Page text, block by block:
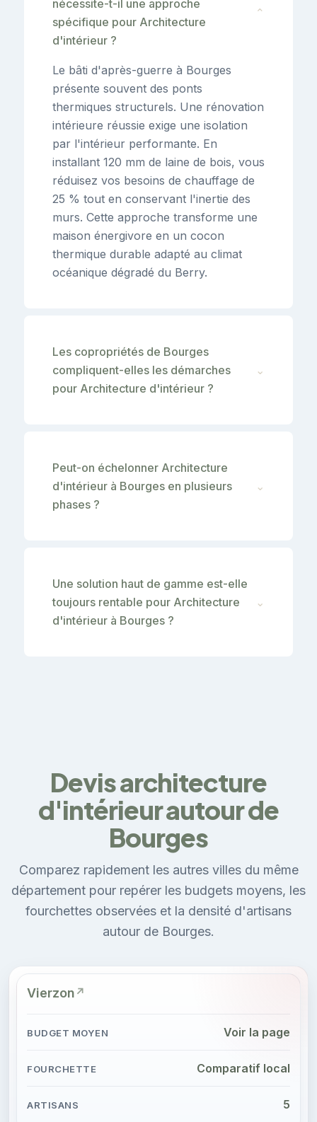
nécessite-t-il une approche
spécifique pour Architecture
d'intérieur ?
⌄
Le bâti d'après-guerre à Bourges
présente souvent des ponts
thermiques structurels. Une rénovation
intérieure réussie exige une isolation
par l'intérieur performante. En
installant 120 mm de laine de bois, vous
réduisez vos besoins de chauffage de
25 % tout en conservant l'inertie des
murs. Cette approche transforme une
maison énergivore en un cocon
thermique durable adapté au climat
océanique dégradé du Berry.
Les copropriétés de Bourges
compliquent-elles les démarches
pour Architecture d'intérieur ?
⌄
Peut-on échelonner Architecture
d'intérieur à Bourges en plusieurs
phases ?
⌄
Une solution haut de gamme est-elle
toujours rentable pour Architecture
d'intérieur à Bourges ?
⌄
Devis architecture
d'intérieur autour de
Bourges
Comparez rapidement les autres villes du même
département pour repérer les budgets moyens, les
fourchettes observées et la densité d'artisans
autour de Bourges.
Vierzon
Voir la page
Comparatif local
5